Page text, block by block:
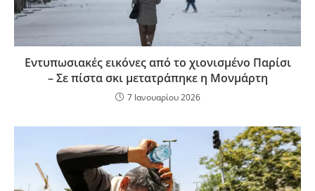
Εντυπωσιακές εικόνες από το χιονισμένο Παρίσι
– Σε πίστα σκι μετατράπηκε η Μονμάρτη
7 Ιανουαρίου 2026